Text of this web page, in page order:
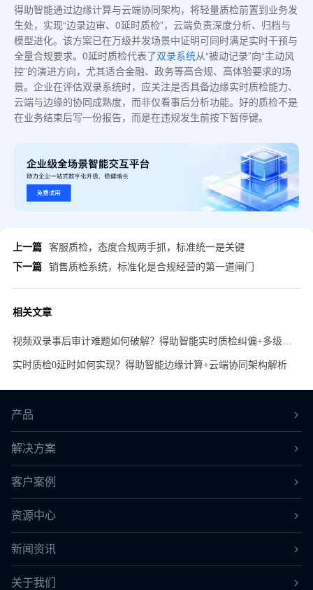
得助智能通过边缘计算与云端协同架构，将轻量质检前置到业务发
生处，实现“边录边审、0延时质检”，云端负责深度分析、归档与
模型进化。该方案已在万级并发场景中证明可同时满足实时干预与
全量合规要求。0延时质检代表了双录系统从“被动记录”向“主动风
控”的演进方向，尤其适合金融、政务等高合规、高体验要求的场
景。企业在评估双录系统时，应关注是否具备边缘实时质检能力、
云端与边缘的协同成熟度，而非仅看事后分析功能。好的质检不是
在业务结束后写一份报告，而是在违规发生前按下暂停键。
上一篇
客服质检，态度合规两手抓，标准统一是关键
下一篇
销售质检系统，标准化是合规经营的第一道闸门
相关文章
视频双录事后审计难题如何破解？得助智能实时质检纠偏+多级复核机制全解析
实时质检0延时如何实现？得助智能边缘计算+云端协同架构解析
产品
解决方案
客户案例
资源中心
新闻资讯
关于我们